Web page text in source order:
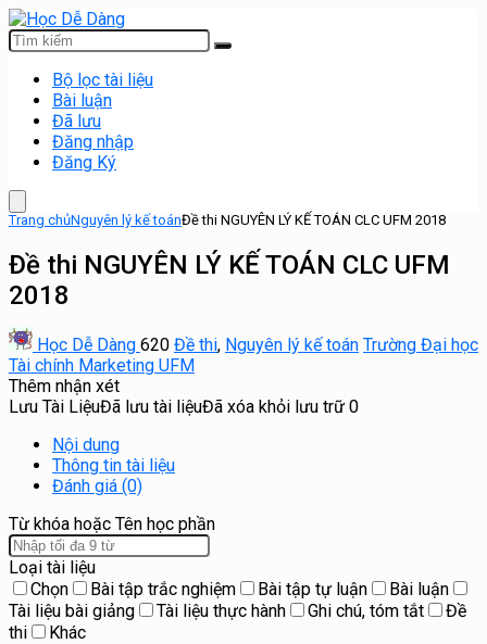
Bộ lọc tài liệu
Bài luận
Đã lưu
Đăng nhập
Đăng Ký
Trang chủNguyên lý kế toánĐề thi NGUYÊN LÝ KẾ TOÁN CLC UFM 2018
Đề thi NGUYÊN LÝ KẾ TOÁN CLC UFM
2018
Học Dễ Dàng 620 Đề thi, Nguyên lý kế toán Trường Đại học
Tài chính Marketing UFM
Thêm nhận xét
Lưu Tài LiệuĐã lưu tài liệuĐã xóa khỏi lưu trữ 0
Nội dung
Thông tin tài liệu
Đánh giá (0)
Từ khóa hoặc Tên học phần
Loại tài liệu
Chọn
Bài tập trắc nghiệm Bài tập tự luận
Bài luận
Tài liệu bài giảng
Tài liệu thực hành Ghi chú, tóm tắt
Đề
thi
Khác